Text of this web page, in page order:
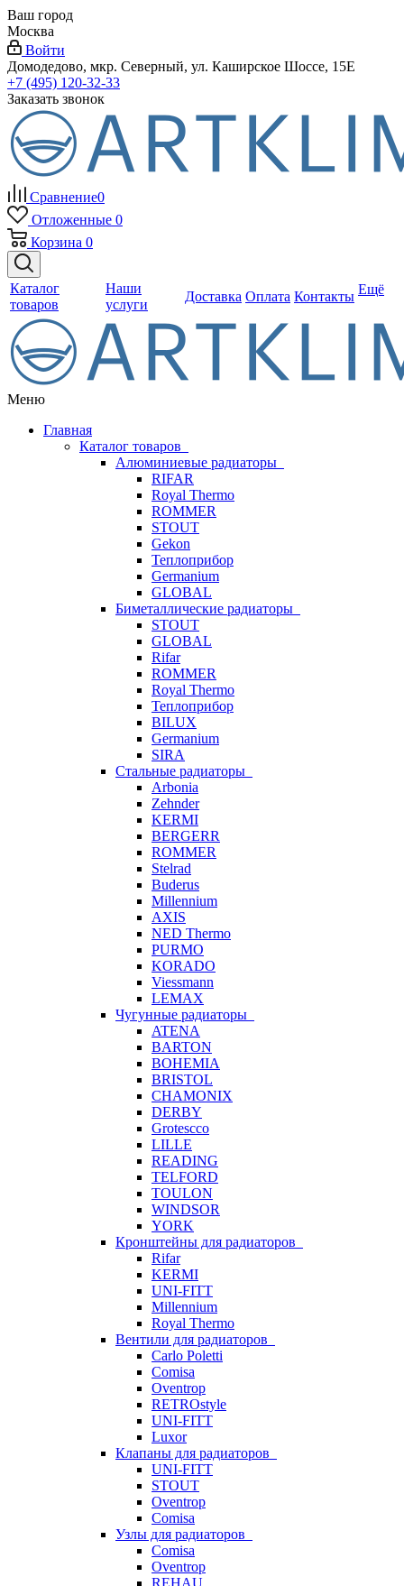
Ваш город
Москва
Войти
Домодедово, мкр. Северный, ул. Каширское Шоссе, 15Е
+7 (495) 120-32-33
Заказать звонок
Сравнение0
Отложенные 0
Корзина 0
Каталог
товаров
Наши
услуги
Доставка Оплата Контакты Ещё
Меню
Главная
Каталог товаров
Алюминиевые радиаторы
RIFAR
Royal Thermo
ROMMER
STOUT
Gekon
Теплоприбор
Germanium
GLOBAL
Биметаллические радиаторы
STOUT
GLOBAL
Rifar
ROMMER
Royal Thermo
Теплоприбор
BILUX
Germanium
SIRA
Стальные радиаторы
Arbonia
Zehnder
KERMI
BERGERR
ROMMER
Stelrad
Buderus
Millennium
AXIS
NED Thermo
PURMO
KORADO
Viessmann
LEMAX
Чугунные радиаторы
ATENA
BARTON
BOHEMIA
BRISTOL
CHAMONIX
DERBY
Grotescco
LILLE
READING
TELFORD
TOULON
WINDSOR
YORK
Кронштейны для радиаторов
Rifar
KERMI
UNI-FITT
Millennium
Royal Thermo
Вентили для радиаторов
Carlo Poletti
Comisa
Oventrop
RETROstyle
UNI-FITT
Luxor
Клапаны для радиаторов
UNI-FITT
STOUT
Oventrop
Comisa
Узлы для радиаторов
Comisa
Oventrop
REHAU